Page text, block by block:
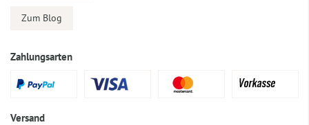
Zum Blog
Zahlungsarten
Versand